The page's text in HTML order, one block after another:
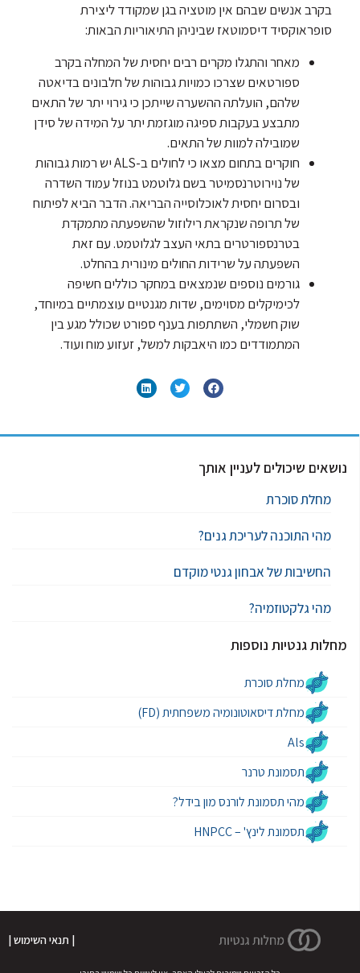
בקרב אנשים שבהם אין מוטציה בגן שמקודד ליצירת
סופראוקסיד דיסמוטאז שביניהן התיאוריות הבאות:
מאחר והתגלו מקרים רבים יחסית של המחלה בקרב
ספורטאים שצרכו כמויות גבוהות של חלבונים בדיאטה
שלהם, הועלתה ההשערה שייתכן כי גירוי יתר של התאים
מתבצע בעקבות ספיגה מוגזמת יתר על המידה של סידן
שמובילה למוות של התאים.
חוקרים בתחום מצאו כי לחולים ב-ALS יש רמות גבוהות
של נוירוטרנסמיטר בשם גלוטמט בנוזל עמוד השדרה
ובסרום יחסית לאוכלוסייה הבריאה. הדבר הביא לפיתוח
של תרופה שנקראת רילוזול שהשפעתה מתמקדת
בטרנספורטרים בתאי העצב לגלוטמט. עם זאת
השפעתה על שרידות החולים מינורית בהחלט.
גורמים נוספים שנמצאים במחקר כוללים חשיפה
לכימיקלים מסוימים, שדות מגנטיים עוצמתיים במיוחד,
שוק חשמלי, השתתפות בענף ספורט שכולל מגע בין
המתמודדים כמו היאבקות למשל, זעזוע מוח ועוד.
נושאים שיכולים לעניין אותך
מחלת סוכרת
מהי התוכנה לעריכת גנים?
החשיבות של אבחון גנטי מוקדם
מהי גלקטוזמיה?
מחלות גנטיות נוספות
מחלת סוכרת
מחלת דיסאוטונומיה משפחתית (FD)
Als
תסמונת טרנר
מהי תסמונת לורנס מון בידל?
תסמונת לינץ' – HNPCC
| תנאי השימוש |